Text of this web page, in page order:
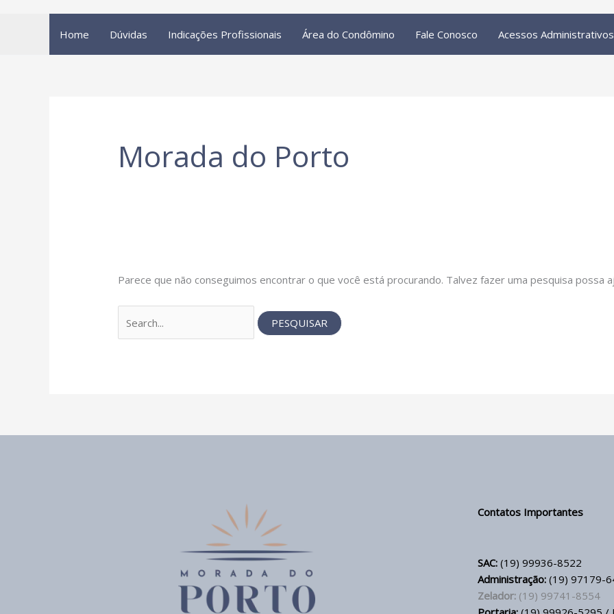
Home Dúvidas Indicações Profissionais Área do Condômino Fale Conosco Acessos Administrativos
Morada do Porto
Parece que não conseguimos encontrar o que você está procurando. Talvez fazer uma pesquisa possa
por:
Contatos Importantes
SAC: (19) 99936-8522
Administração: (19) 97179-
Zelador: (19) 99741-8554